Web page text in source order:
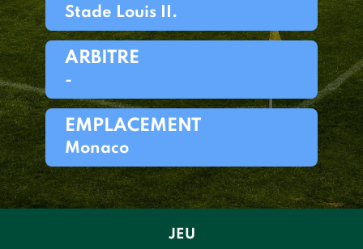
Stade Louis II.
ARBITRE
-
EMPLACEMENT
Monaco
JEU